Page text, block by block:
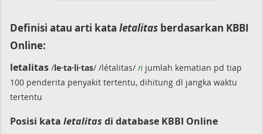
Definisi atau arti kata letalitas berdasarkan KBBI
Online:
letalitas /le·ta·li·tas/ /létalitas/ n jumlah kematian pd tiap
100 penderita penyakit tertentu, dihitung dl jangka waktu
tertentu
Posisi kata letalitas di database KBBI Online